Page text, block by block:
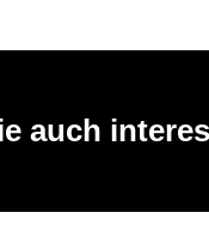
auch